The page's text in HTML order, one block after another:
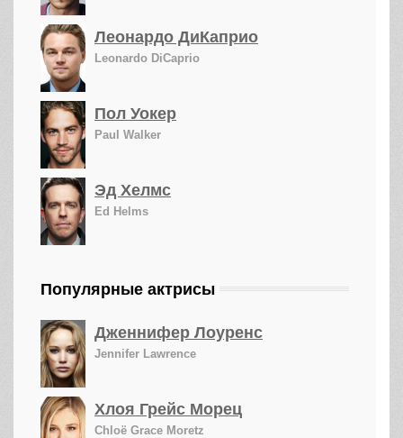
Леонардо ДиКаприо
Leonardo DiCaprio
Пол Уокер
Paul Walker
Эд Хелмс
Ed Helms
Популярные актрисы
Дженнифер Лоуренс
Jennifer Lawrence
Хлоя Грейс Морец
Chloë Grace Moretz